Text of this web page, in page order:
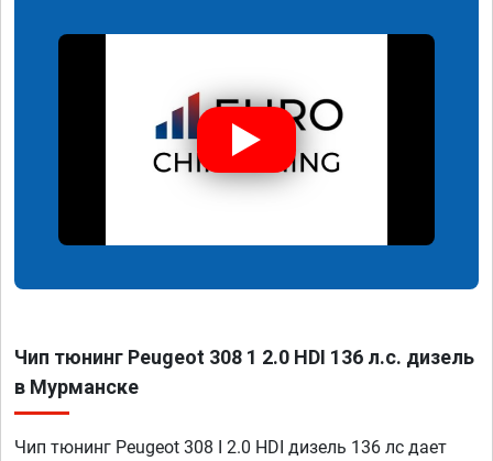
Чип тюнинг Peugeot 308 1 2.0 HDI 136 л.с. дизель
в Мурманске
Чип тюнинг Peugeot 308 I 2.0 HDI дизель 136 лс дает